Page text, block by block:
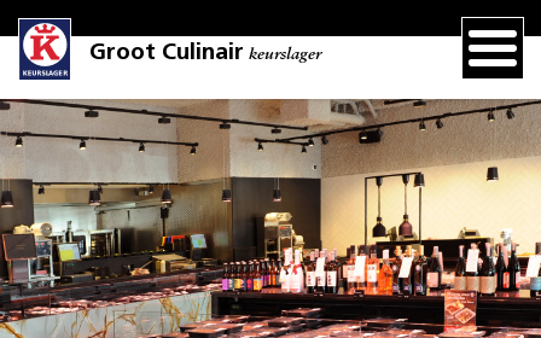
Groot Culinair keurslager